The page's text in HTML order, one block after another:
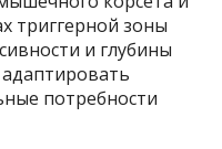
триггерной зоны
и глубины
потребности